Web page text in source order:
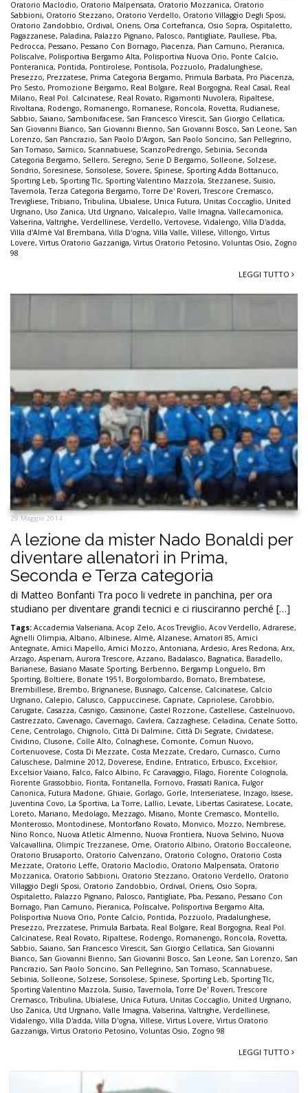
Oratorio Maclodio, Oratorio Malpensata, Oratorio Mozzanica, Oratorio
Sabbioni, Oratorio Stezzano, Oratorio Verdello, Oratorio Villaggio Degli Sposi,
Oratorio Zandobbio, Ordival, Oriens, Orsa Cortefranca, Osio Sopra, Ospitaletto,
Pagazzanese, Paladina, Palazzo Pignano, Palosco, Pantigliate, Paullese, Pba,
Pedrocca, Pessano, Pessano Con Bornago, Piacenza, Pian Camuno, Pieranica,
Poliscalve, Polisportiva Bergamo Alta, Polisportiva Nuova Orio, Ponte Calcio,
Ponteranica, Pontida, Pontirolese, Pontisola, Pozzuolo, Pradalunghese,
Presezzo, Prezzatese, Prima Categoria Bergamo, Primula Barbata, Pro Piacenza,
Pro Sesto, Promozione Bergamo, Real Bolgare, Real Borgogna, Real Casal, Real
Milano, Real Pol. Calcinatese, Real Rovato, Rigamonti Nuvolera, Ripaltese,
Rivoltana, Rodengo, Romanengo, Romanese, Roncola, Rovetta, Rudianese,
Sabbio, Saiano, Sambonifacese, San Francesco Virescit, San Giorgio Cellatica,
San Giovanni Bianco, San Giovanni Bienno, San Giovanni Bosco, San Leone, San
Lorenzo, San Pancrazio, San Paolo D'Argon, San Paolo Soncino, San Pellegrino,
San Tomaso, Sarnico, Scannabuese, ScanzoPedrengo, Sebinia, Seconda
Categoria Bergamo, Sellero, Seregno, Serie D Bergamo, Solleone, Solzese,
Sondrio, Soresinese, Sorisolese, Sovere, Spinese, Sporting Adda Bottanuco,
Sporting Leb, Sporting Tlc, Sporting Valentino Mazzola, Stezzanese, Suisio,
Tavernola,Terza Categoria Bergamo,Torre De' Roveri,Trescore Cremasco,
Trevigliese,Tribiano,Tribulina, Ubialese, Unica Futura, Unitas Coccaglio, United
Urgnano, Uso Zanica, Utd Urgnano, Valcalepio, Valle Imagna, Vallecamonica,
Valserina, Valtrighe, Verdellinese, Verdello, Vertovese, Vidalengo, Villa D'adda,
Villa d'Almè Val Brembana, Villa D'ogna, Villa Valle, Villese, Villongo, Virtus
Lovere, Virtus Oratorio Gazzaniga, Virtus Oratorio Petosino, Voluntas Osio, Zogno
98
LEGGI TUTTO
29 Maggio 2014
A lezione da mister Nado Bonaldi per
diventare allenatori in Prima,
Seconda e Terza categoria
di Matteo Bonfanti Tra poco li vedrete in panchina, per ora
studiano per diventare grandi tecnici e ci riusciranno perché […]
Tags: Accademia Valseriana, Acop Zelo, Acos Treviglio, Acov Verdello, Adrarese,
Agnelli Olimpia, Albano, Albinese, Almè, Alzanese, Amatori 85, Amici
Antegnate, Amici Mapello, Amici Mozzo, Antoniana, Ardesio, Ares Redona, Arx,
Arzago, Asperiam, Aurora Trescore, Azzano, Badalasco, Bagnatica, Baradello,
Barianese, Basiano Masate Sporting, Berbenno, Bergamp Longuelo, Bm
Sporting, Boltiere, Bonate 1951, Borgolombardo, Bornato, Brembatese,
Brembillese, Brembo, Brignanese, Busnago, Calcense, Calcinatese, Calcio
Urgnano, Calepio, Calusco, Cappuccinese, Capriate, Capriolese, Carobbio,
Carugate, Casazza, Casnigo, Cassinone, Castel Rozzone, Castellese, Castelnuovo,
Castrezzato, Cavenago, Cavernago, Cavlera, Cazzaghese, Celadina, Cenate Sotto,
Cene, Centrolago, Chignolo, Città Di Dalmine, Città Di Segrate, Cividatese,
Cividino, Clusone, Colle Alto, Colnaghese, Comonte, Comun Nuovo,
Cortenuovese, Costa Di Mezzate, Costa Mezzate, Credaro, Curnasco, Curno
Caluschese, Dalmine 2012, Doverese, Endine, Entratico, Erbusco, Excelsior,
Excelsior Vaiano, Falco, Falco Albino, Fc Caravaggio, Filago, Fiorente Colognola,
Fiorente Grassobbio, Fiorita, Fontanella, Fornovo, Frassati Ranica, Fulgor
Canonica, Futura Madone, Ghiaie, Gorlago, Gorle, Interseriatese, Inzago, Issese,
Juventina Covo, La Sportiva, La Torre, Lallio, Levate, Libertas Casiratese, Locate,
Loreto, Mariano, Medolago, Mezzago, Misano, Monte Cremasco, Montello,
Monterosso, Montodinese, Montorfano Rovato, Monvico, Mozzo, Nembrese,
Nino Ronco, Nuova Atletic Almenno, Nuova Frontiera, Nuova Selvino, Nuova
Valcavallina, Olimpic Trezzanese, Ome, Oratorio Albino, Oratorio Boccaleone,
Oratorio Brusaporto, Oratorio Calvenzano, Oratorio Cologno, Oratorio Costa
Mezzate, Oratorio Leffe, Oratorio Maclodio, Oratorio Malpensata, Oratorio
Mozzanica, Oratorio Sabbioni, Oratorio Stezzano, Oratorio Verdello, Oratorio
Villaggio Degli Sposi, Oratorio Zandobbio, Ordival, Oriens, Osio Sopra,
Ospitaletto, Palazzo Pignano, Palosco, Pantigliate, Pba, Pessano, Pessano Con
Bornago, Pian Camuno, Pieranica, Poliscalve, Polisportiva Bergamo Alta,
Polisportiva Nuova Orio, Ponte Calcio, Pontida, Pozzuolo, Pradalunghese,
Presezzo, Prezzatese, Primula Barbata, Real Bolgare, Real Borgogna, Real Pol.
Calcinatese, Real Rovato, Ripaltese, Rodengo, Romanengo, Roncola, Rovetta,
Sabbio, Saiano, San Francesco Virescit, San Giorgio Cellatica, San Giovanni
Bianco, San Giovanni Bienno, San Giovanni Bosco, San Leone, San Lorenzo, San
Pancrazio, San Paolo Soncino, San Pellegrino, San Tomaso, Scannabuese,
Sebinia, Solleone, Solzese, Sorisolese, Spinese, Sporting Leb, Sporting Tlc,
Sporting Valentino Mazzola, Suisio,Tavernola,Torre De' Roveri,Trescore
Cremasco,Tribulina, Ubialese, Unica Futura, Unitas Coccaglio, United Urgnano,
Uso Zanica, Utd Urgnano, Valle Imagna, Valserina, Valtrighe, Verdellinese,
Vidalengo, Villa D'adda, Villa D'ogna, Villese, Virtus Lovere, Virtus Oratorio
Gazzaniga, Virtus Oratorio Petosino, Voluntas Osio, Zogno 98
LEGGI TUTTO